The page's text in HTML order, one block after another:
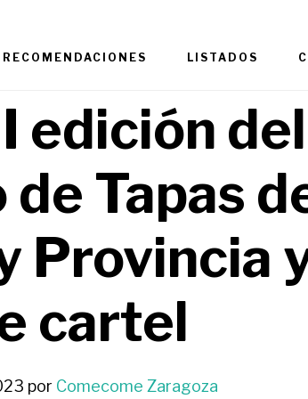
RECOMENDACIONES LISTADOS
edición del
Tapas
Provincia
cartel
por Comecome Zaragoza